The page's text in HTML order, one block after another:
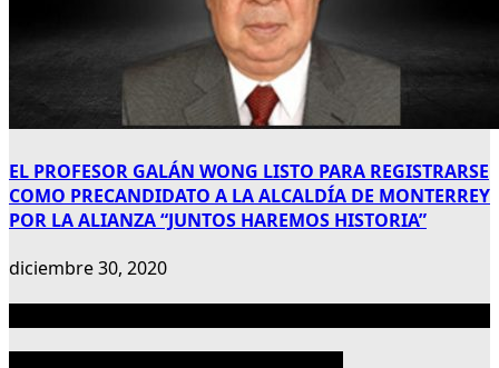
EL PROFESOR GALÁN WONG LISTO PARA REGISTRARSE
COMO PRECANDIDATO A LA ALCALDÍA DE MONTERREY
POR LA ALIANZA “JUNTOS HAREMOS HISTORIA”
diciembre 30, 2020